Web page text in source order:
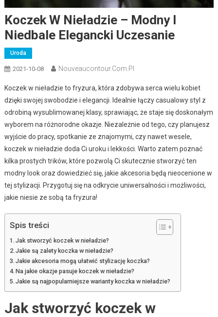
Koczek W Nieładzie – Modny I
Niedbale Elegancki Uczesanie
Uroda
2021-10-08 Nouveaucontour.com.pl
Koczek w nieładzie to fryzura, która zdobywa serca wielu kobiet
dzięki swojej swobodzie i elegancji. Idealnie łączy casualowy styl z
odrobiną wysublimowanej klasy, sprawiając, że staje się doskonałym
wyborem na różnorodne okazje. Niezależnie od tego, czy planujesz
wyjście do pracy, spotkanie ze znajomymi, czy nawet wesele,
koczek w nieładzie doda Ci uroku i lekkości. Warto zatem poznać
kilka prostych trików, które pozwolą Ci skutecznie stworzyć ten
modny look oraz dowiedzieć się, jakie akcesoria będą nieocenione w
tej stylizacji. Przygotuj się na odkrycie uniwersalności i możliwości,
jakie niesie ze sobą ta fryzura!
Spis treści
Jak stworzyć koczek w nieładzie?
Jakie są zalety koczka w nieładzie?
Jakie akcesoria mogą ułatwić stylizację koczka?
Na jakie okazje pasuje koczek w nieładzie?
Jakie są najpopularniejsze warianty koczka w nieładzie?
Jak stworzyć koczek w